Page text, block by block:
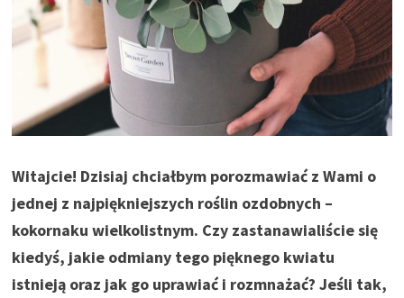
Witajcie! Dzisiaj chciałbym porozmawiać z Wami o
jednej z najpiękniejszych roślin ozdobnych –
kokornaku wielkolistnym. Czy zastanawialiście się
kiedyś, jakie odmiany tego pięknego kwiatu
istnieją oraz jak go uprawiać i rozmnażać? Jeśli tak,